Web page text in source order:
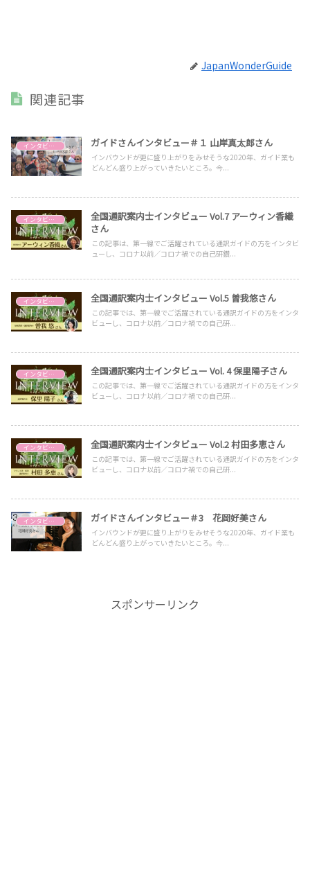
JapanWonderGuide
関連記事
インタビュー ガイドさんインタビュー＃１ 山岸真太郎さん
インバウンドが更に盛り上がりをみせそうな2020年、ガイド業も
どんどん盛り上がっていきたいところ。今...
インタビュー
全国通訳案内士インタビュー Vol.7 アーウィン香織
さん
この記事は、第一線でご活躍されている通訳ガイドの方をインタビ
ューし、コロナ以前／コロナ禍での自己研鑽...
インタビュー 全国通訳案内士インタビュー Vol.5 曽我悠さん
この記事では、第一線でご活躍されている通訳ガイドの方をインタ
ビューし、コロナ以前／コロナ禍での自己研...
インタビュー 全国通訳案内士インタビュー Vol. 4 保里陽子さん
この記事では、第一線でご活躍されている通訳ガイドの方をインタ
ビューし、コロナ以前／コロナ禍での自己研...
インタビュー 全国通訳案内士インタビュー Vol.2 村田多恵さん
この記事では、第一線でご活躍されている通訳ガイドの方をインタ
ビューし、コロナ以前／コロナ禍での自己研...
インタビュー ガイドさんインタビュー＃3 花岡好美さん
インバウンドが更に盛り上がりをみせそうな2020年、ガイド業も
どんどん盛り上がっていきたいところ。今...
スポンサーリンク